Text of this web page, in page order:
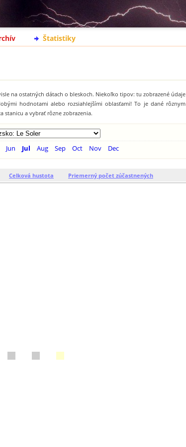
Štatistiky
na ostatných dátach o bleskoch. Niekoľko tipov: tu zobrazené údaje
hodnotami alebo rozsiahlejšími oblasťami! To je dané rôznym
stanicu a vybrať rôzne zobrazenia.
Jun Jul Aug Sep Oct Nov Dec
Celková hustota Priemerný počet zúčastnených